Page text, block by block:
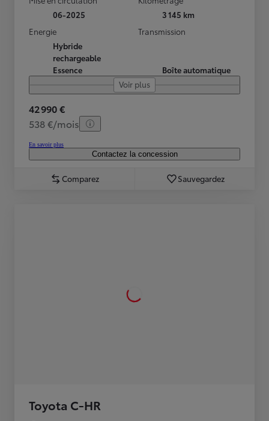
06-2025
3 145 km
Energie
Hybride
rechargeable
Essence
Transmission
Boîte automatique
Voir plus
42 990 €
538 €/mois
En savoir plus
Contactez la concession
Comparez Sauvegardez
Toyota C-HR